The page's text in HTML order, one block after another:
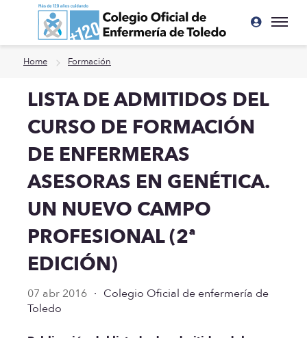
Ir a contenido principal
Home Formación
LISTA DE ADMITIDOS DEL
CURSO DE FORMACIÓN
DE ENFERMERAS
ASESORAS EN GENÉTICA.
UN NUEVO CAMPO
PROFESIONAL (2ª
EDICIÓN)
07 abr 2016 · Colegio Oficial de enfermería de
Toledo